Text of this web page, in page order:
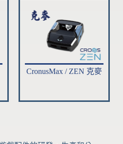
CronusMax / ZEN 克麥